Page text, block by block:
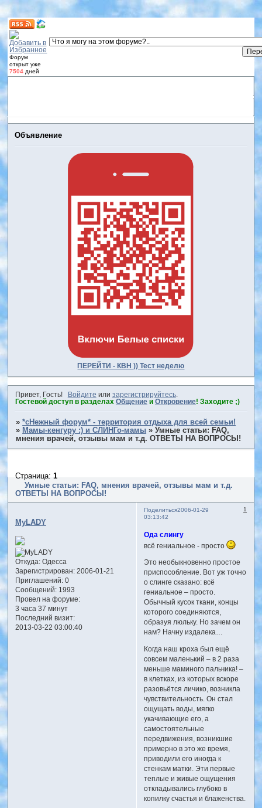
Форум
открыт уже
7504 дней
Объявление
ПЕРЕЙТИ - КВН )) Тест неделю
Привет, Гость! Войдите или зарегистрируйтесь.
Гостевой доступ в разделах Общениеи Откровение! Заходите ;)
»*сНежный форум* - территория отдыха для всей семьи!
» Мамы-кенгуру :) и СЛИНГо-мамы »Умные статьи: FAQ,
мнения врачей, отзывы мам и т.д. ОТВЕТЫ НА ВОПРОСЫ!
Умные статьи: FAQ, мнения врачей, отзывы мам и т.д.
ОТВЕТЫ НА ВОПРОСЫ!
Страница:1
Поделиться 1
2006-01-29
03:13:42
MyLADY
Откуда:Одесса
Зарегистрирован: 2006-01-21
Приглашений:0
Сообщений:1993
Провел на форуме:
3 часа 37 минут
Последний визит:
2013-03-22 03:00:40
Ода слингу
всё гениальное - просто
Это необыкновенно простое
приспособление. Вот уж точно
о слинге сказано: всё
гениальное – просто.
Обычный кусок ткани, концы
которого соединяются,
образуя люльку. Но зачем он
нам? Начну издалека…
Когда наш кроха был ещё
совсем маленький – в 2 раза
меньше маминого пальчика! –
в клетках, из которых вскоре
разовьётся личико, возникла
чувствительность. Он стал
ощущать воды, мягко
укачивающие его, а
самостоятельные
передвижения, возникшие
примерно в это же время,
приводили его иногда к
стенкам матки. Эти первые
теплые и живые ощущения
откладывались глубоко в
копилку счастья и блаженства.